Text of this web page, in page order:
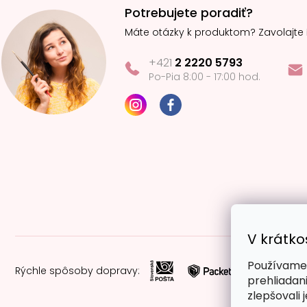
V
zlepšovali
Potrebujete poradiť?
Máte otázky k produktom? Zavolajte
+421 2 2220 5793
Po-Pia 8:00 - 17:00 hod.
Rýchle spôsoby dopravy: